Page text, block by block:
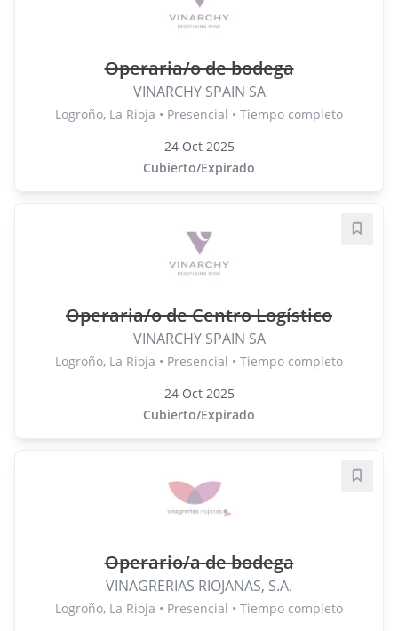
Operaria/o de bodega
VINARCHY SPAIN SA
Logroño, La Rioja • Presencial • Tiempo completo
24 Oct 2025
Cubierto/Expirado
Operaria/o de Centro Logístico
VINARCHY SPAIN SA
Logroño, La Rioja • Presencial • Tiempo completo
24 Oct 2025
Cubierto/Expirado
Operario/a de bodega
VINAGRERIAS RIOJANAS, S.A.
Logroño, La Rioja • Presencial • Tiempo completo